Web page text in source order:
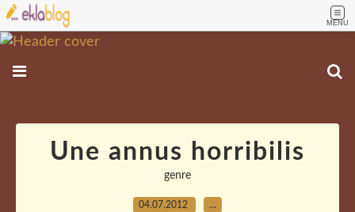
MENU
Une annus horribilis
genre
04.07.2012 …